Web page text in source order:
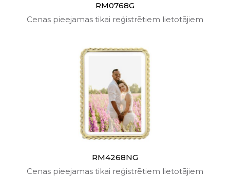
RM0768G
Cenas pieejamas tikai reģistrētiem lietotājiem
RM4268NG
Cenas pieejamas tikai reģistrētiem lietotājiem